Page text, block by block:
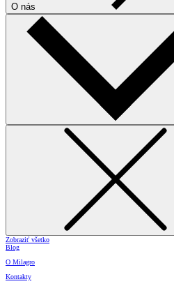
O nás
Zobraziť všetko
Blog
O Milagro
Kontakty